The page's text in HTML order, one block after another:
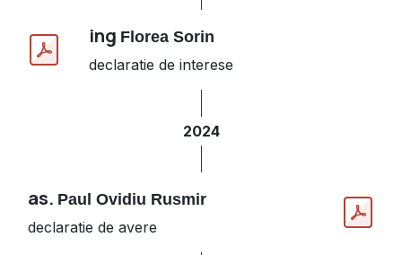
ing Florea Sorin
declaratie de interese
2024
as. Paul Ovidiu Rusmir
declaratie de avere